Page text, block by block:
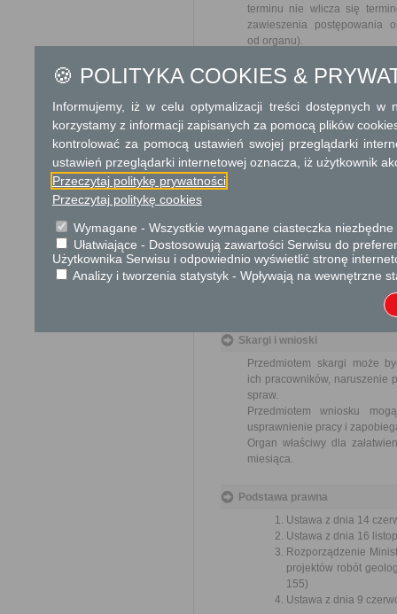
terminu nie wlicza się
zawieszenia postępowania
od organu).
Dodatkowe
Opłata
Tryb odwoławczy
Odwołanie wnosi się do
za pośrednictwem organu,
jego nadania w polskiej
Skargi i wnioski
Przedmiotem skargi może
ich pracowników, naruszenie
spraw.
Przedmiotem wniosku
usprawnienie pracy i
Organ właściwy dla
miesiąca.
Podstawa prawna
Ustawa z dnia 14
Ustawa z dnia 16
Rozporządzenie
projektów robót
155)
Ustawa z dnia 9
🍪 POLITYKA COOKIES &
Informujemy, iż w celu optymalizacji treści dostępnych w
korzystamy z informacji zapisanych za pomocą plików
kontrolować za pomocą ustawień swojej przeglądarki
ustawień przeglądarki internetowej oznacza, iż użytkownik
Przeczytaj politykę prywatności
Przeczytaj politykę cookies
Wymagane - Wszystkie wymagane ciasteczka
Ułatwiające - Dostosowują zawartości Serwisu do
Użytkownika Serwisu i odpowiednio wyświetlić stronę
Analizy i tworzenia statystyk - Wpływają na wewnętrzne